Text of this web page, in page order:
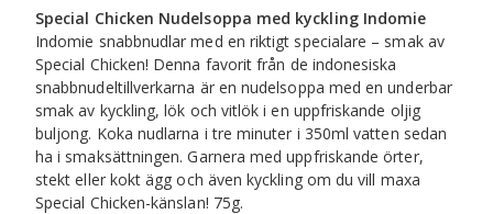
kyckling
Indomie
mängd
Special Chicken Nudelsoppa med kyckling Indomie
Indomie snabbnudlar med en riktigt specialare – smak av
Special Chicken! Denna favorit från de indonesiska
snabbnudeltillverkarna är en nudelsoppa med en underbar
smak av kyckling, lök och vitlök i en uppfriskande oljig
buljong. Koka nudlarna i tre minuter i 350ml vatten sedan
ha i smaksättningen. Garnera med uppfriskande örter,
stekt eller kokt ägg och även kyckling om du vill maxa
Special Chicken-känslan! 75g.